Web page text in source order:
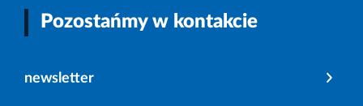
Pozostańmy w kontakcie
newsletter